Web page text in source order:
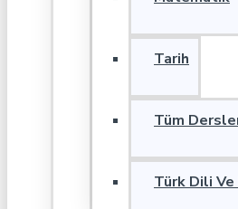
Tarih
Tüm
Türk Dili Ve